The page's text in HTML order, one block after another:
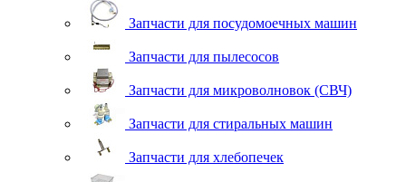
Запчасти для посудомоечных машин
Запчасти для пылесосов
Запчасти для микроволновок (СВЧ)
Запчасти для стиральных машин
Запчасти для хлебопечек